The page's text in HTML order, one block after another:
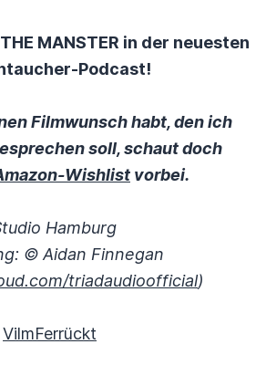
MANSTER in der neuesten
Podcast!
Filmwunsch habt, den ich
soll, schaut doch
Wishlist vorbei.
Hamburg
© Aidan Finnegan
triadaudioofficial)
VilmFerrückt